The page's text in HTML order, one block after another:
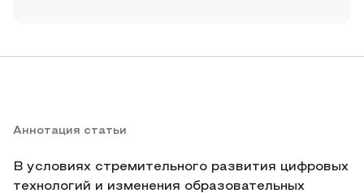
Аннотация статьи
В условиях стремительного развития цифровых
технологий и изменения образовательных